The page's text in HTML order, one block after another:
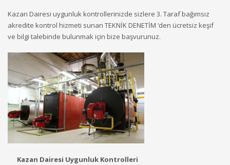
Kazan Dairesi uygunluk kontrollerinizde sizlere 3. Taraf bağımsız
akredite kontrol hizmeti sunan TEKNİK DENETİM ‘den ücretsiz keşif
ve bilgi talebinde bulunmak için bize başvurunuz.
Kazan Dairesi Uygunluk Kontrolleri